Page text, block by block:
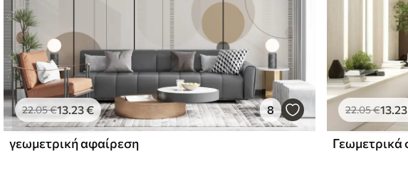
22.05€13.23€ 8
γεωμετρική αφαίρεση
22.05€13.23